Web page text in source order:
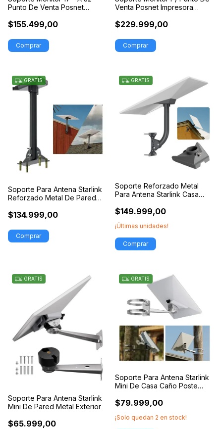
Punto De Venta Posnet
$155.499,00
Venta Posnet Impresora
$229.999,00
GRATIS
Soporte Para Antena Starlink
Reforzado Metal De Pared
$134.999,00
GRATIS
Soporte Reforzado Metal
Para Antena Starlink Casa
$149.999,00
¡Últimas unidades!
GRATIS
Soporte Para Antena Starlink
Mini De Pared Metal Exterior
$65.999,00
GRATIS
Soporte Para Antena Starlink
Mini De Casa Caño Poste
$79.999,00
¡Solo quedan 2 en stock!